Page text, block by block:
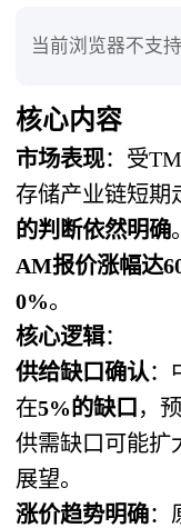
当前浏览器不支
核心内容
市场表现：受
存储产业链短期
的判断依然明确
AM报价涨幅达
0%。
核心逻辑：
供给缺口确认：
在5%的缺口 ，
供需缺口可能扩
展望。
涨价趋势明确：